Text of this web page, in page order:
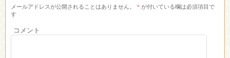
メールアドレスが公開されることはありません。 * が付いている欄は必須項目で
す
コメント